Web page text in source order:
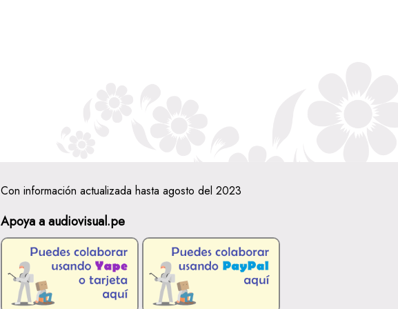
Con información actualizada hasta agosto del 2023
Apoya a audiovisual.pe